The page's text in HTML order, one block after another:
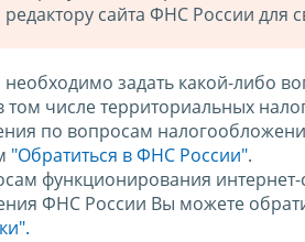
редактору сайта ФНС России для
необходимо задать какой-либо
том числе территориальных
по вопросам
"Обратиться в ФНС России".
функционирования
ФНС России Вы можете